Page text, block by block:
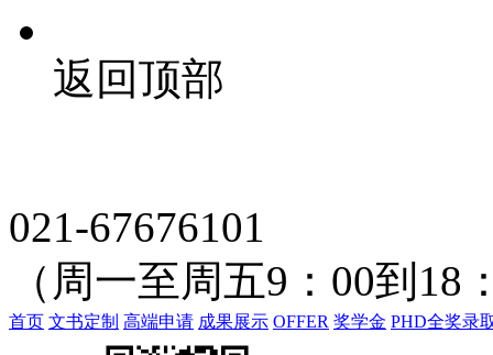
返回顶部
021-67676101
（周一至周五9：00到18
首页 文书定制 高端申请 成果展示 OFFER 奖学金 PHD全奖录